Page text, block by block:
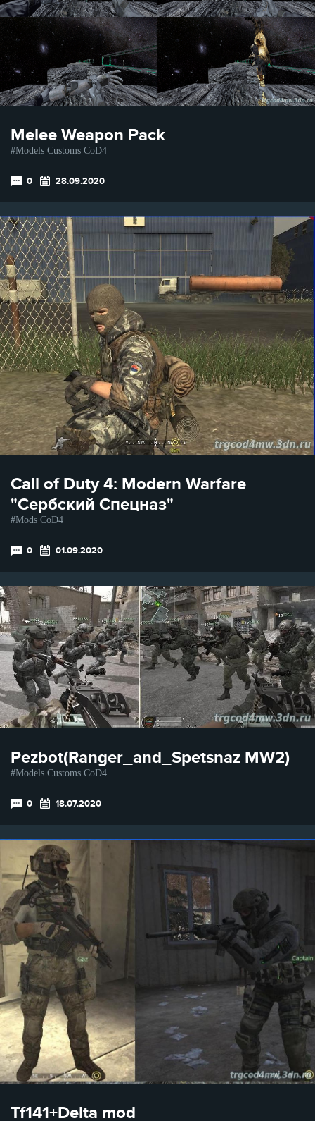
Melee Weapon Pack
Models Customs CoD4
0 28.09.2020
Call of Duty 4: Modern Warfare
"Сербский Спецназ"
Mods CoD4
0 01.09.2020
Pezbot(Ranger_and_Spetsnaz MW2)
Models Customs CoD4
0 18.07.2020
Tf141+Delta mod